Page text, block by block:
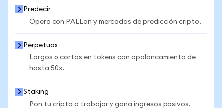
Predecir
Opera con PALLon y mercados de predicción cripto.
Perpetuos
Largos o cortos en tokens con apalancamiento de
hasta 50x.
Staking
Pon tu cripto a trabajar y gana ingresos pasivos.